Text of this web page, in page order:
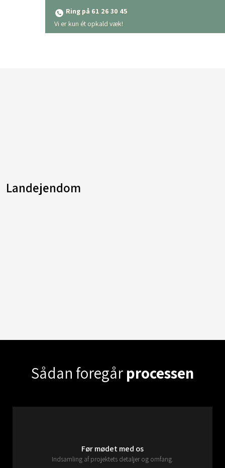
Ring på 61 26 30 45
​Vi er kun ét opkald væk!
Landejendom
Sådan foregårprocessen
Før mødet med os
Indsamling af projektets detaljer og omfang.